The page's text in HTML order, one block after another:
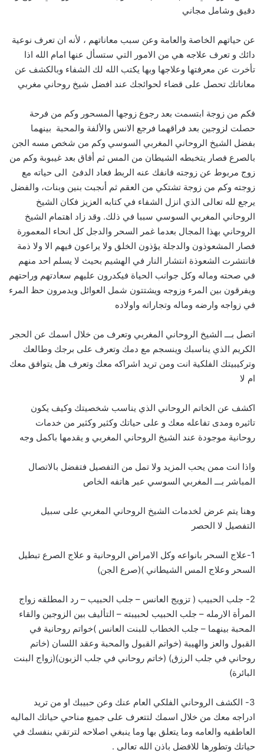
دقيق وشامل مجاني
عن حياتهم الخاصة والعامة وعن سبب معاناتهم ، لأنه ان تعرف نوعية
دائك و تعرف علاجه هي من الامور التي ستسأل عنها امام الله اذا
تأخرت عن معرفتها وعلاجها وبها يكتب الله لك الشفاء وبالكشف عن
معاناتك تحصل على قضاء لحوائجك عند افضل شيخ روحاني مغربي
فكم من زوجة ابتسمت بعد رجوع زوجها المسحور وكم من فرحة
حصلت لزوجين بعد فراقهما فرجع الانس والألفة والمحبة بينهما
بفضل الشيخ الروحاني المغربي السوسي وكم من شخص مسه الجن
بالصرع فصار يتخبطه الشيطان من المس ثم أفاق بعد غيبوبة وكم من
زوج مربوط عن زوجته فانفك عنه الربط فعاد الدفئ الى حياته مع
زوجته وكم من زوجة تشتكي من العقم ثم أنجبت بنين وبنات، والفضل
يرجع لله تعالى الذي انزل الشفاء في كتابه العزيز فكان الشيخ
الروحاني المغربي السوسي سببا في ذلك. وقد زاد اهتمام الشيخ
الروحاني بهذا المجال بعدما غمر السحر والدجل كل انحاء المعمورة
فصار المشعوذون والدجلة يؤذون الخلق ولا يراعون فيهم الا ولا ذمة
فانتشرت الشعوذة انتشار النار في الهشيم بحيث لا يسلم احد منهم
في صحته وماله وكل جوانب الحياة فيكدرون عليهم سعادتهم وراحتهم
ويفرقون بين المرء وزوجه ويشتتون شمل العوائل ويدمرون حظ المرء
في زواجه وارضه وماله وتجاراته واولاده
اتصل بـــ الشيخ الروحاني المغربي وتعرف من خلال اسمك عن الحجر
الكريم الذي يناسبك وينسجم مع دمك وتعرف على برجك وطالعك
وتركيبيتك الفلكية انت ومن تريد اشراكه معك وتعرف هل يتوافق معك
ام لا
اكشف عن الخاتم الروحاني الذي يناسب شخصيتك وكيف يكون
تاثيره ومدى تفاعله معك و على حياتك وكثير وكثير من خدمات
روحانية موجودة عند الشيخ الروحاني المغربي و يقدمها باكمل وجه
واذا انت ممن يحب المزيد ولا تمل من التفصيل فتفضل بالاتصال
المباشر بـــ المغربي السوسي عبر هاتفه الخاص
وهنا يتم عرض لخدمات الشيخ الروحاني المغربي على سبيل
التفصيل لا الحصر
1-علاج السحر بانواعه وكل الامراض الروحانية و علاج الصرع تبطيل
السحر وعلاج المس الشيطاني )(صرع الجن)
2- جلب الحبيب ( تزويج العانس – جلب الحبيب – رد المطلقه زواج
المرأة الارمله – جلب الحبيب لحبيبته – التأليف بين الزوجين والقاء
المحبة بينهما – جلب الخطاب للبنت العانس )خواتم روحانية في
القبول والعز والهيبة (خواتم القبول والمحبة وعقد اللسان (خاتم
روحاني في جلب الرزق) (خاتم روحاني في جلب الزبون)(زواج البنت
البائرة)
3- الكشف الروحاني الفلكي العام عنك وعن حبيبك او من تريد
ادراجه معك من خلال اسمك لتتعرف على جميع مناحي حياتك الماليه
العاطفيه والعامه وما يتعلق بها وما ينبغي اصلاحه لترتقي بنفسك في
حياتك وتطورها للافضل باذن الله تعالى .